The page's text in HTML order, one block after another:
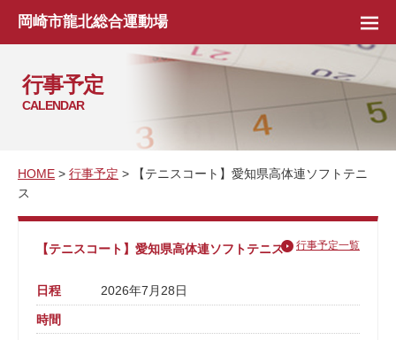
岡崎市龍北総合運動場
行事予定
CALENDAR
HOME > 行事予定 > 【テニスコート】愛知県高体連ソフトテニ
ス
【テニスコート】愛知県高体連ソフトテニス 行事予定一覧
日程 2026年7月28日
時間